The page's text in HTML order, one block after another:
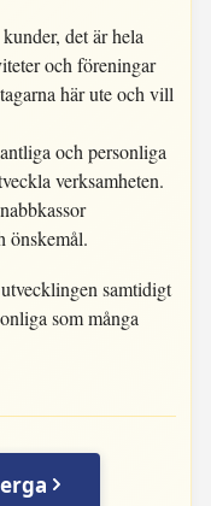
det är hela
och föreningar
här ute och vill
och personliga
verksamheten.
önskemål.
samtidigt
som många